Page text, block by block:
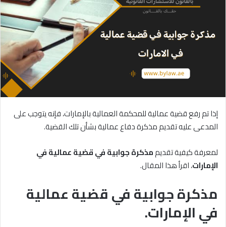
إذا تم رفع قضية عمالية للمحكمة العمالية بالإمارات، فإنه يتوجب على
المدعى عليه تقديم مذكرة دفاع عمالية بشأن تلك القضية.
لمعرفة كيفية تقديممذكرةجوابيةفيقضيةعماليةفي
الإمارات، اقرأ هذا المقال.
مذكرة جوابية في قضية عمالية
في الإمارات.